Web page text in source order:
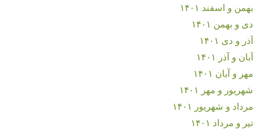
بهمن و اسفند ۱۴۰۱
دی و بهمن ۱۴۰۱
آذر و دی ۱۴۰۱
آبان و آذر ۱۴۰۱
مهر و آبان ۱۴۰۱
شهریور و مهر ۱۴۰۱
مرداد و شهریور ۱۴۰۱
تیر و مرداد ۱۴۰۱